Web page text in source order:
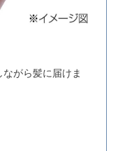
がら髪に届けま